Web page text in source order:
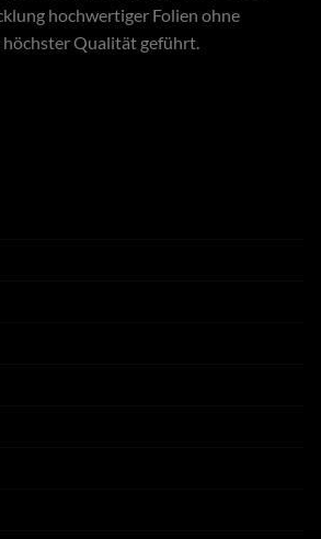
hochwertiger Folien ohne
Qualität geführt.